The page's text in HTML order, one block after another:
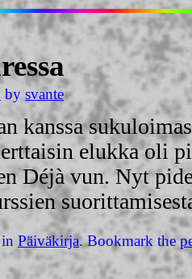
by svante
kanssa
elukka oli
Déjà vun. Nyt
Päiväkirja. Bookmark the